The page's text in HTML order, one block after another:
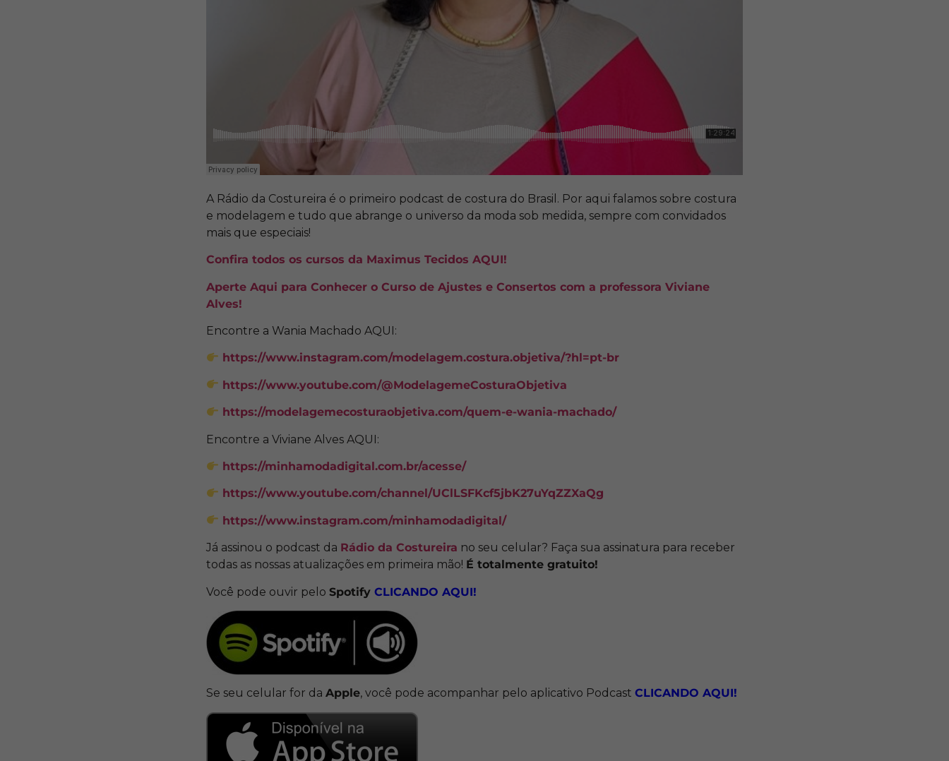
A Rádio da Costureira é o primeiro podcast de costura do Brasil. Por aqui falamos sobre costura
e modelagem e tudo que abrange o universo da moda sob medida, sempre com convidados
mais que especiais!
Confira todos os cursos da Maximus Tecidos AQUI!
Aperte Aqui para Conhecer o Curso de Ajustes e Consertos com a professora Viviane
Alves!
Encontre a Wania Machado AQUI:
https://www.instagram.com/modelagem.costura.objetiva/?hl=pt-br
https://www.youtube.com/@ModelagemeCosturaObjetiva
https://modelagemecosturaobjetiva.com/quem-e-wania-machado/
Encontre a Viviane Alves AQUI:
https://minhamodadigital.com.br/acesse/
https://www.youtube.com/channel/UClLSFKcf5jbK27uYqZZXaQg
https://www.instagram.com/minhamodadigital/
Já assinou o podcast da Rádio da Costureira no seu celular? Faça sua assinatura para receber
todas as nossas atualizações em primeira mão! É totalmente gratuito!
Você pode ouvir peloSpotifyCLICANDOAQUI!
Se seu celular for daApple, você pode acompanhar pelo aplicativo PodcastCLICANDO AQUI!